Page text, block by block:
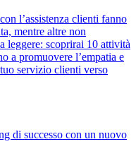
l’assistenza clienti fanno
mentre altre non
leggere: scoprirai 10 attività
a promuovere l’empatia e
servizio clienti verso